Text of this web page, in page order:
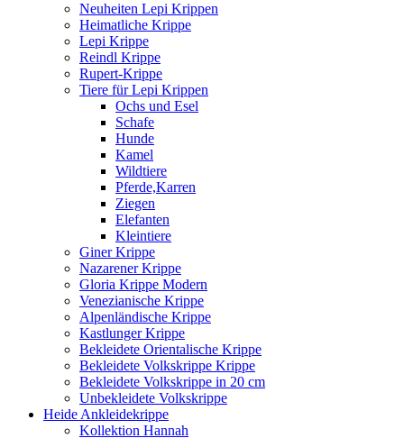
Neuheiten Lepi Krippen
Heimatliche Krippe
Lepi Krippe
Reindl Krippe
Rupert-Krippe
Tiere für Lepi Krippen
Ochs und Esel
Schafe
Hunde
Kamel
Wildtiere
Pferde,Karren
Ziegen
Elefanten
Kleintiere
Giner Krippe
Nazarener Krippe
Gloria Krippe Modern
Venezianische Krippe
Alpenländische Krippe
Kastlunger Krippe
Bekleidete Orientalische Krippe
Bekleidete Volkskrippe Krippe
Bekleidete Volkskrippe in 20 cm
Unbekleidete Volkskrippe
Heide Ankleidekrippe
Kollektion Hannah